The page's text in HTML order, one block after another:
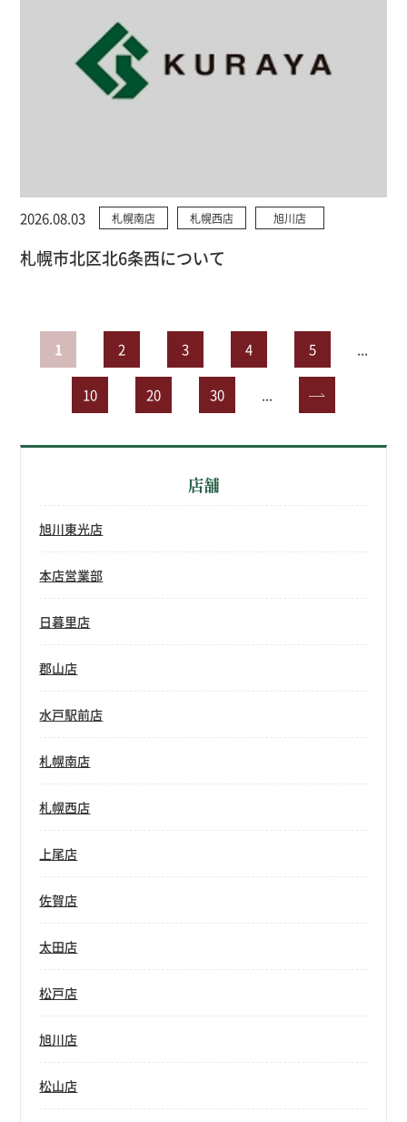
2026.08.03 札幌南店 札幌西店 旭川店
札幌市北区北6条西について
1 2 3 4 5 ...
10 20 30 ... »
店舗
旭川東光店
本店営業部
日暮里店
郡山店
水戸駅前店
札幌南店
札幌西店
上尾店
佐賀店
太田店
松戸店
旭川店
松山店